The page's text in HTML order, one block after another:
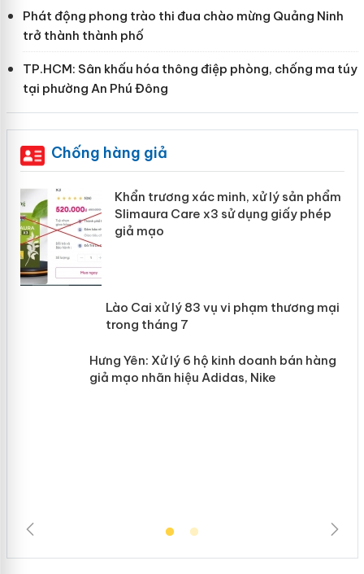
Phát động phong trào thi đua chào mừng Quảng Ninh
trở thành thành phố
TP.HCM: Sân khấu hóa thông điệp phòng, chống ma túy
tại phường An Phú Đông
Chống hàng giả
Khẩn trương xác minh, xử lý sản phẩm
Slimaura Care x3 sử dụng giấy phép
giả mạo
Lào Cai xử lý 83 vụ vi phạm thương
mại trong tháng 7